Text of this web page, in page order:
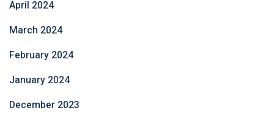
April 2024
March 2024
February 2024
January 2024
December 2023